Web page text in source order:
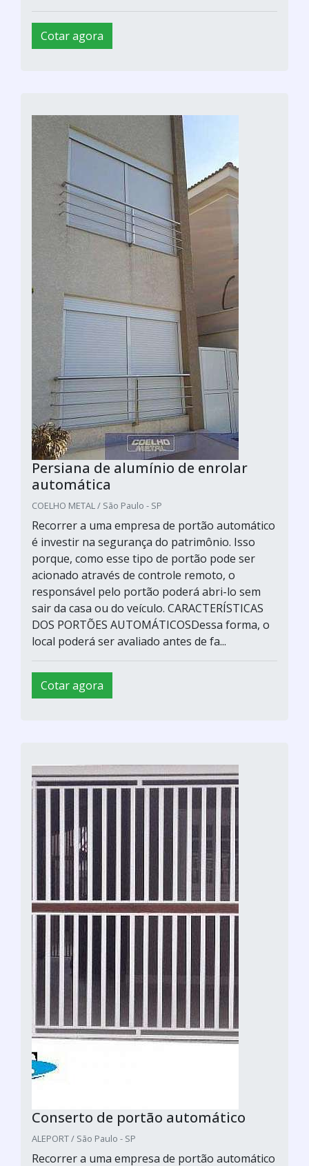
Cotar agora
Persiana de alumínio de enrolar
automática
COELHO METAL / São Paulo - SP
Recorrer a uma empresa de portão automático
é investir na segurança do patrimônio. Isso
porque, como esse tipo de portão pode ser
acionado através de controle remoto, o
responsável pelo portão poderá abri-lo sem
sair da casa ou do veículo. CARACTERÍSTICAS
DOS PORTÕES AUTOMÁTICOSDessa forma, o
local poderá ser avaliado antes de fa...
Cotar agora
Conserto de portão automático
ALEPORT / São Paulo - SP
Recorrer a uma empresa de portão automático